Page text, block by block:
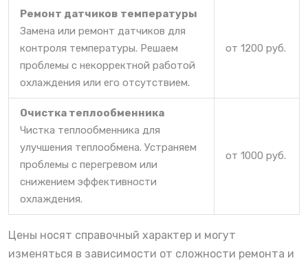
Ремонт датчиков температуры
Замена или ремонт датчиков для
контроля температуры. Решаем
проблемы с некорректной работой
охлаждения или его отсутствием.
от 1200 руб.
Очистка теплообменника
Чистка теплообменника для
улучшения теплообмена. Устраняем
проблемы с перегревом или
снижением эффективности
охлаждения.
от 1000 руб.
Цены носят справочный характер и могут
изменяться в зависимости от сложности ремонта и